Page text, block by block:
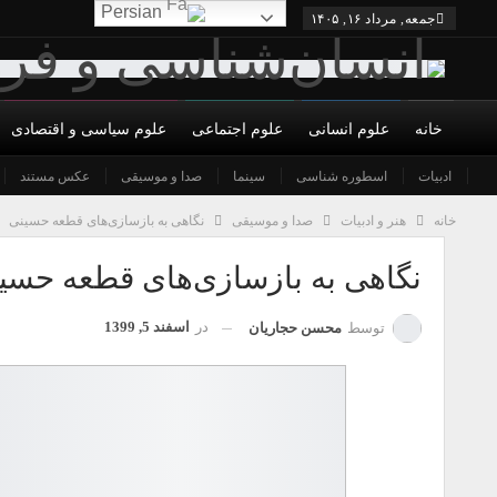
جمعه, مرداد ۱۶, ۱۴۰۵
خانه
درباره ما شورای عالی نویسندگان شرایط همکاری و عضویت
علوم انسانی علوم اجتماعی علوم سیاسی و اقتصادی
ادبیات اسطوره شناسی سینما صدا و موسیقی عکس مستند
خانه هنر و ادبیات صدا و موسیقی نگاهی به بازسازی‌های قطعه حسینی
نگاهی به بازسازی‌های قطعه
توسط محسن حجاریان در اسفند 5, 1399